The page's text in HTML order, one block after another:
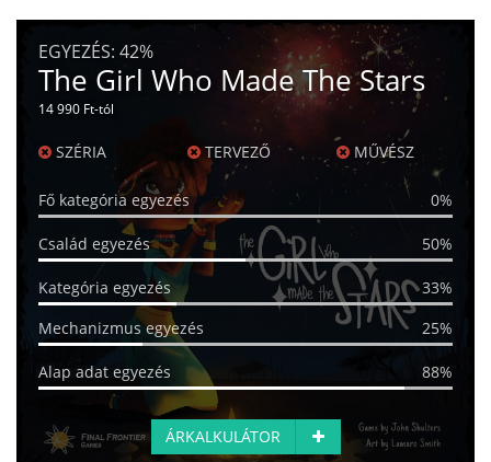
EGYEZÉS: 42%
The Girl Who Made The Stars
14 990 Ft-tól
SZÉRIA TERVEZŐ MŰVÉSZ
Fő kategória egyezés 0%
Család egyezés 50%
Kategória egyezés
33%
Mechanizmus egyezés
25%
Alap adat egyezés 88%
ÁRKALKULÁTOR